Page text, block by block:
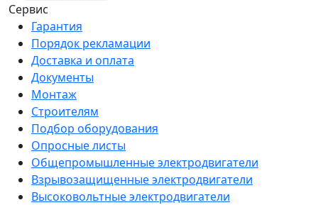
Сервис
Гарантия
Порядок рекламации
Доставка и оплата
Документы
Монтаж
Строителям
Подбор оборудования
Опросные листы
Общепромышленные электродвигатели
Взрывозащищенные электродвигатели
Высоковольтные электродвигатели